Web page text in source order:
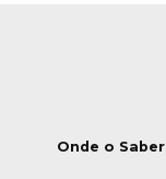
Onde o